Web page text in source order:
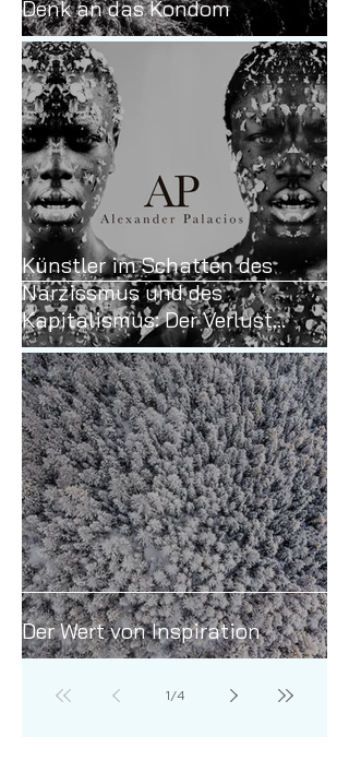
Denk an das Kondom
Künstler im Schatten des
Narzissmus und des
Kapitalismus: Der Verlust
unseres digitalen Raums
Der Wert von Inspiration
1/4